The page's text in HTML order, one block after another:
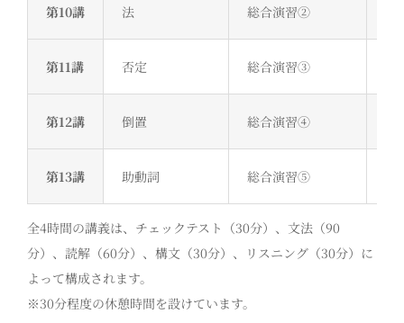
第10講 法 総合演習②
第11講 否定 総合演習③
第12講 倒置 総合演習④
第13講 助動詞 総合演習⑤
全4時間の講義は、チェックテスト（30分）、文法（90
分）、読解（60分）、構文（30分）、リスニング（30分）に
よって構成されます。
※30分程度の休憩時間を設けています。